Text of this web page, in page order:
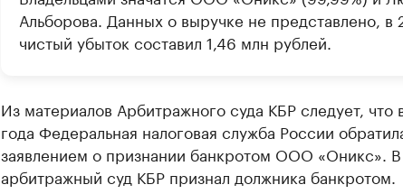
Альборова. Данных о выручке не представлено, в
чистый убыток составил 1,46 млн рублей.
Из материалов Арбитражного суда КБР следует, что
года Федеральная налоговая служба России
заявлением о признании банкротом ООО «Оникс». В
арбитражный суд КБР признал должника банкротом.